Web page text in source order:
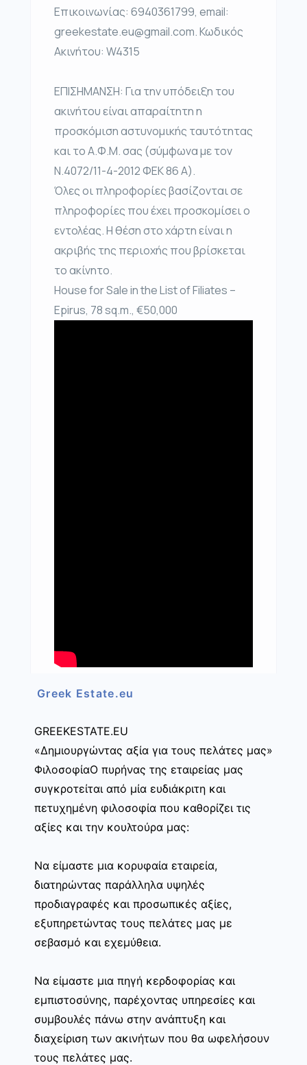
Επικοινωνίας: 6940361799, email:
greekestate.eu@gmail.com. Κωδικός
Ακινήτου: W4315
ΕΠΙΣΗΜΑΝΣΗ: Για την υπόδειξη του
ακινήτου είναι απαραίτητη η
προσκόμιση αστυνομικής ταυτότητας
και το Α.Φ.Μ. σας (σύμφωνα με τον
Ν.4072/11-4-2012 ΦΕΚ 86 Α).
Όλες οι πληροφορίες βασίζονται σε
πληροφορίες που έχει προσκομίσει ο
εντολέας. Η θέση στο χάρτη είναι η
ακριβής της περιοχής που βρίσκεται
το ακίνητο.
House for Sale in the List of Filiates –
Epirus, 78 sq.m., €50,000
Greek Estate.eu
GREEKESTATE.EU
«Δημιουργώντας αξία για τους πελάτες μας»
ΦιλοσοφίαΟ πυρήνας της εταιρείας μας
συγκροτείται από μία ευδιάκριτη και
πετυχημένη φιλοσοφία που καθορίζει τις
αξίες και την κουλτούρα μας:
Να είμαστε μια κορυφαία εταιρεία,
διατηρώντας παράλληλα υψηλές
προδιαγραφές και προσωπικές αξίες,
εξυπηρετώντας τους πελάτες μας με
σεβασμό και εχεμύθεια.
Να είμαστε μια πηγή κερδοφορίας και
εμπιστοσύνης, παρέχοντας υπηρεσίες και
συμβουλές πάνω στην ανάπτυξη και
διαχείριση των ακινήτων που θα ωφελήσουν
τους πελάτες μας.